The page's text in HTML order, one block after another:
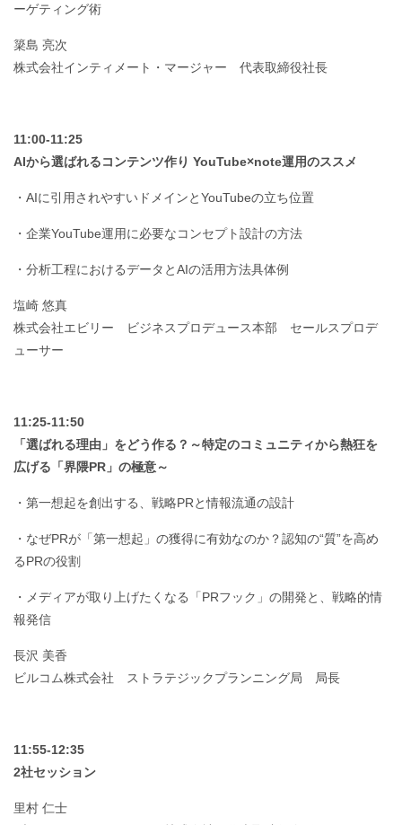
ーゲティング術
簗島 亮次
株式会社インティメート・マージャー 代表取締役社長
11:00-11:25
AIから選ばれるコンテンツ作り YouTube×note運用のススメ
・AIに引用されやすいドメインとYouTubeの立ち位置
・企業YouTube運用に必要なコンセプト設計の方法
・分析工程におけるデータとAIの活用方法具体例
塩崎 悠真
株式会社エビリー ビジネスプロデュース本部 セールスプロデ
ューサー
11:25-11:50
「選ばれる理由」をどう作る？～特定のコミュニティから熱狂を
広げる「界隈PR」の極意～
・第一想起を創出する、戦略PRと情報流通の設計
・なぜPRが「第一想起」の獲得に有効なのか？認知の“質”を高め
るPRの役割
・メディアが取り上げたくなる「PRフック」の開発と、戦略的情
報発信
長沢 美香
ビルコム株式会社 ストラテジックプランニング局 局長
11:55-12:35
2社セッション
里村 仁士